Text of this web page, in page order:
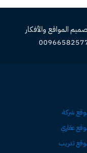
المواقع والأفكار
شركة
عقاري
تدريب